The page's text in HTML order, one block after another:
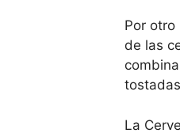
Por otro
de las
La